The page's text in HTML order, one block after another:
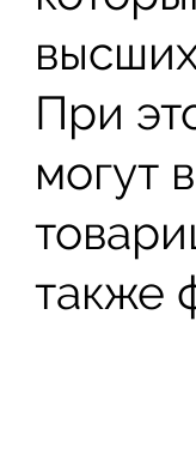
При
могут
также